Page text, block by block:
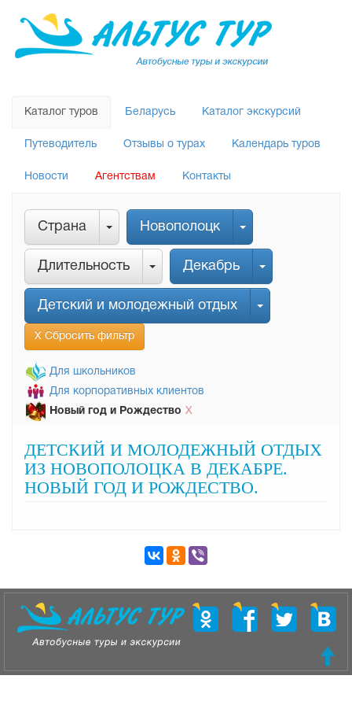
Каталог туров Беларусь Каталог экскурсий
Путеводитель Отзывы о турах Календарь туров
Новости Агентствам Контакты
Страна Новополоцк
Длительность Декабрь
Детский и молодежный отдых
Х Сбросить фильтр
Для школьников
Для корпоративных клиентов
Новый год и Рождество Х
ДЕТСКИЙ И МОЛОДЕЖНЫЙ ОТДЫХ
ИЗ НОВОПОЛОЦКА В ДЕКАБРЕ.
НОВЫЙ ГОД И РОЖДЕСТВО.